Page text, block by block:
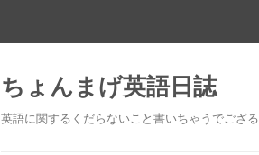
ちょんまげ英語日誌
英語に関するくだらないこと書いちゃうでござる